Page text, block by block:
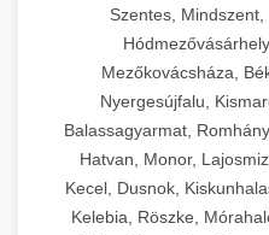
Szentes,
Mezőkovácsháza,
Nyergesújfalu,
Balassagyarmat,
Hatvan, Monor,
Kecel, Dusnok,
Kelebia, Röszke,